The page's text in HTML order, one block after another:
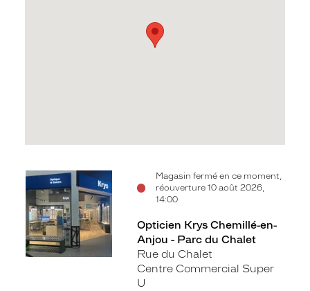
Magasin fermé en ce moment,
réouverture 10 août 2026,
14:00
Voir
la
fiche
Opticien Krys Chemillé-en-
Anjou - Parc du Chalet
Rue du Chalet
Centre Commercial Super
U